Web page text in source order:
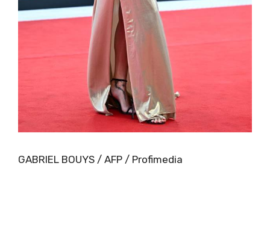
GABRIEL BOUYS / AFP / Profimedia